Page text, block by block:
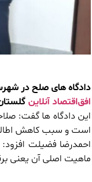
دادگاه های صلح در
افق‌اقتصاد آنلاین
این دادگاه ها گفت:
است و سبب کاهش
احمدرضا فضیلت افزود:
ماهیت اصلی آن یعنی